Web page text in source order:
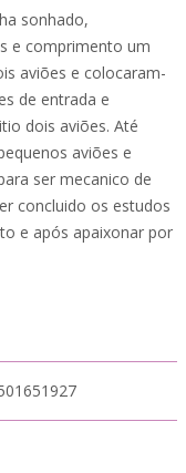
sonhado,
e comprimento um
aviões e colocaram-
de entrada e
dois aviões. Até
aviões e
ser mecanico de
concluido os estudos
e após apaixonar por